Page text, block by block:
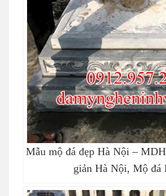
Mẫu mộ đá đẹp Hà Nội –
giản Hà Nội, Mộ đá